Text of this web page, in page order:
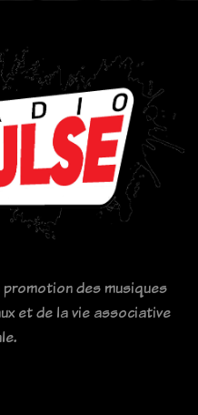
des musiques
et de la vie associative